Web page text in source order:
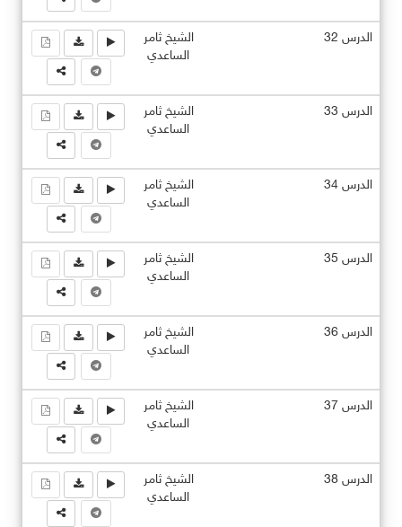
الدرس 32
الشيخ ثامر
الساعدي
الدرس 33
الشيخ ثامر
الساعدي
الدرس 34
الشيخ ثامر
الساعدي
الدرس 35
الشيخ ثامر
الساعدي
الدرس 36
الشيخ ثامر
الساعدي
الدرس 37
الشيخ ثامر
الساعدي
الدرس 38
الشيخ ثامر
الساعدي